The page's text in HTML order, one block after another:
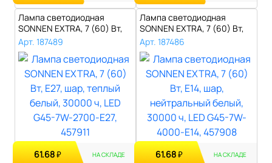
Лампа светодиодная
SONNEN EXTRA, 7 (60) Вт,
E27, шар, т..
Арт. 187489
61.68₽ НА СКЛАДЕ
Лампа светодиодная
SONNEN EXTRA, 7 (60) Вт,
E14, шар, н..
Арт. 187486
61.68₽ НА СКЛАДЕ